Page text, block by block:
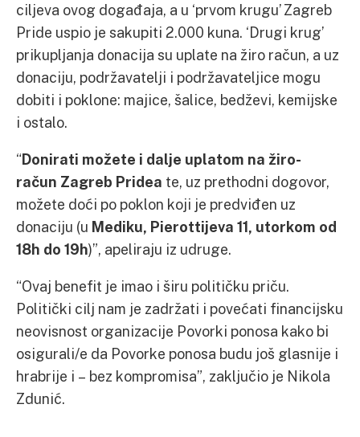
ciljeva ovog događaja, a u ‘prvom krugu’ Zagreb
Pride uspio je sakupiti 2.000 kuna. ‘Drugi krug’
prikupljanja donacija su uplate na žiro račun, a uz
donaciju, podržavatelji i podržavateljice mogu
dobiti i poklone: majice, šalice, bedževi, kemijske
i ostalo.
“Donirati možete i dalje uplatom na žiro-
račun Zagreb Pridea te, uz prethodni dogovor,
možete doći po poklon koji je predviđen uz
donaciju (u Mediku, Pierottijeva 11, utorkom od
18h do 19h)”, apeliraju iz udruge.
“Ovaj benefit je imao i širu političku priču.
Politički cilj nam je zadržati i povećati financijsku
neovisnost organizacije Povorki ponosa kako bi
osigurali/e da Povorke ponosa budu još glasnije i
hrabrije i – bez kompromisa”, zaključio je Nikola
Zdunić.